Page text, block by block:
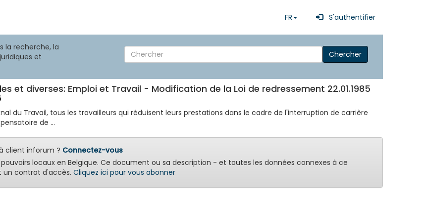
FR S'authentifier
la recherche, la
et
Chercher
et diverses: Emploi et Travail - Modification de la Loi de redressement 22.01.1985
du Travail, tous les travailleurs qui réduisent leurs prestations dans le cadre de l'interruption de carrière
de ...
client inforum ? Connectez-vous
locaux en Belgique. Ce document ou sa description - et toutes les données connexes à ce
contrat d'accès. Cliquez ici pour vous abonner